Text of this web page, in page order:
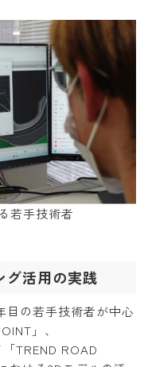
若手技術者
グ活用の実践
目の若手技術者が中心
」、
TREND ROAD